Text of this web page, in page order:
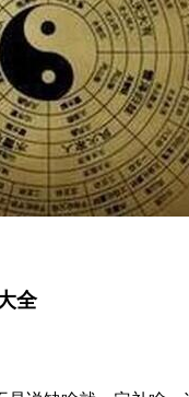
全